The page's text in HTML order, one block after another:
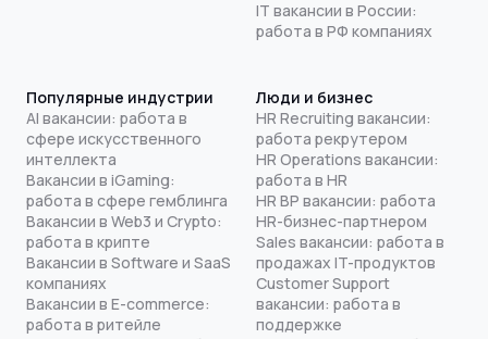
IT вакансии в России:
работа в РФ компаниях
Популярные индустрии
AI вакансии: работа в
сфере искусственного
интеллекта
Вакансии в iGaming:
работа в сфере гемблинга
Вакансии в Web3 и Crypto:
работа в крипте
Вакансии в Software и SaaS
компаниях
Вакансии в E-commerce:
работа в ритейле
Люди и бизнес
HR Recruiting вакансии:
работа рекрутером
HR Operations вакансии:
работа в HR
HR BP вакансии: работа
HR-бизнес-партнером
Sales вакансии: работа в
продажах IT-продуктов
Customer Support
вакансии: работа в
поддержке